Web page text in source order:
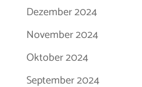
Dezember 2024
November 2024
Oktober 2024
September 2024